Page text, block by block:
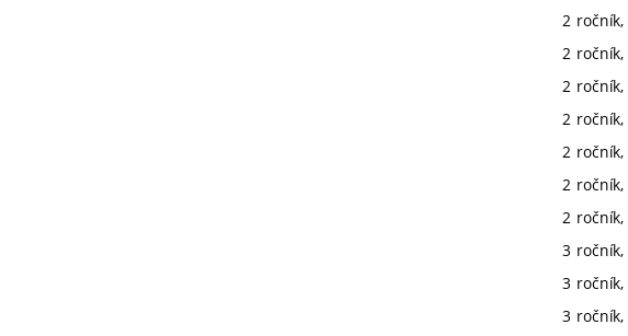
2
2
2
2
2
2
2
3
3
3